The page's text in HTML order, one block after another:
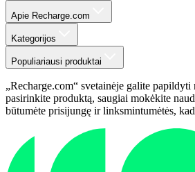
Apie Recharge.com
Kategorijos
Populiariausi produktai
„Recharge.com“ svetainėje galite
pasirinkite produktą, saugiai mokėkite
būtumėte prisijungę ir linksmintumėtės,